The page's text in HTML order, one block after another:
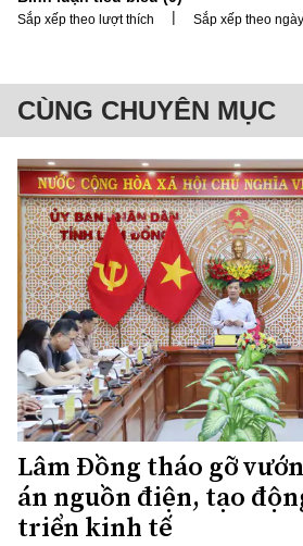
Sắp xếp theo lượt thích | Sắp xếp theo ngày
CÙNG CHUYÊN MỤC
Lâm Đồng tháo gỡ
án nguồn điện, tạo
triển kinh tế